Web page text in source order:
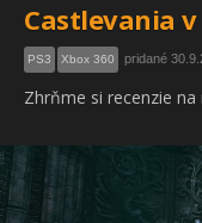
Castlevania
PS3 Xbox 360 pridané
Zhrňme si recenzie na